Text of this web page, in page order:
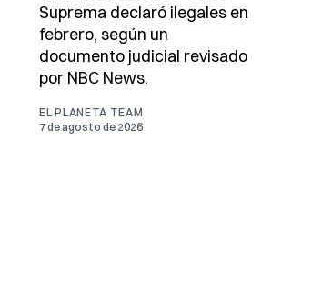
Suprema declaró ilegales en
febrero, según un
documento judicial revisado
por NBC News.
EL PLANETA TEAM
7 de agosto de 2026